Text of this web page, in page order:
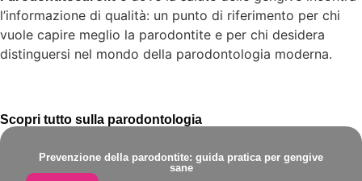
l’informazione di qualità: un punto di riferimento per chi
vuole capire meglio la parodontite e per chi desidera
distinguersi nel mondo della parodontologia moderna.
Scopri tutto sulla parodontologia
Prevenzione della parodontite: guida pratica per gengive
sane